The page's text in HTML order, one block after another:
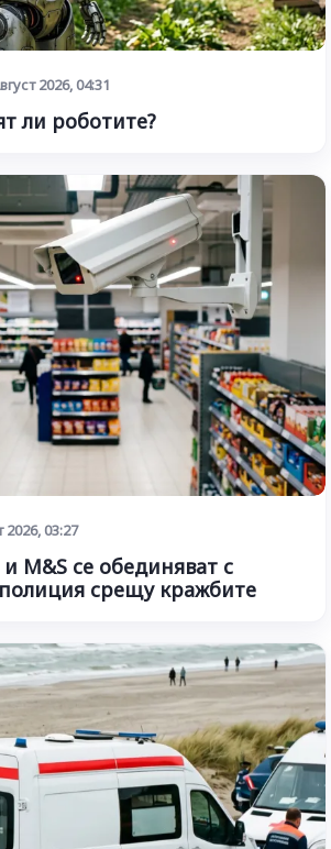
2026, 04:31
ли роботите?
2026, 03:27
M&S се обединяват с
срещу кражбите